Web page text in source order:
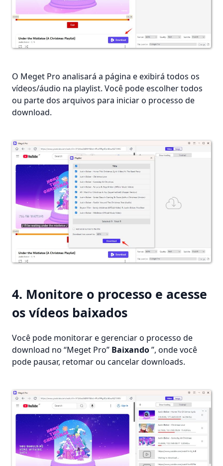
O Meget Pro analisará a página e exibirá todos os
vídeos/áudio na playlist. Você pode escolher todos
ou parte dos arquivos para iniciar o processo de
download.
4. Monitore o processo e acesse
os vídeos baixados
Você pode monitorar e gerenciar o processo de
download no “Meget Pro” Baixando”, onde você
pode pausar, retomar ou cancelar downloads.